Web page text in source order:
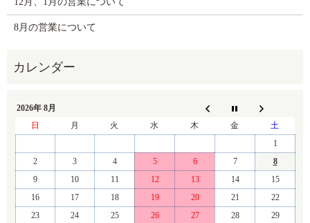
8月の営業について
2026年 8月
日
月 火 水 木 金
土
1
2
3 4 5 6 7
8
9
10 11 12 13 14
15
16
17 18 19 20 21
22
23
24 25 26 27 28
29